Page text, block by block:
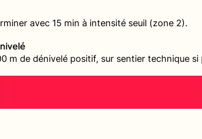
avec 15 min à intensité seuil (zone 2).
m de dénivelé positif, sur sentier technique si